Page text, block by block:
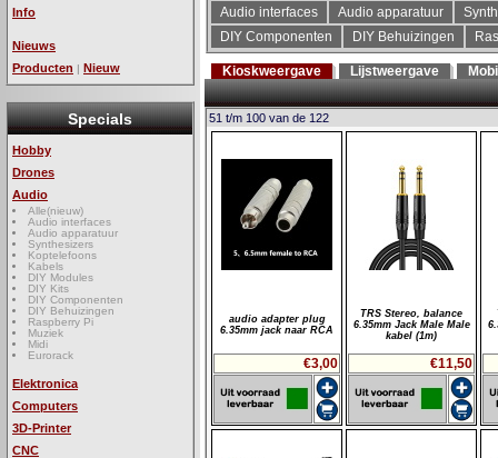
Info
Nieuws
Producten | Nieuw
Specials
Hobby
Drones
Audio
Alle(nieuw)
Audio interfaces
Audio apparatuur
Synthesizers
Koptelefoons
Kabels
DIY Modules
DIY Kits
DIY Componenten
DIY Behuizingen
Raspberry Pi
Muziek
Midi
Eurorack
Elektronica
Computers
3D-Printer
CNC
Audio interfaces
Audio apparatuur
DIY Componenten
DIY Behuizingen
Kioskweergave Lijstweergave
51 t/m 100 van de 122
audio adapter plug
6.35mm jack naar RCA
€3,00
TRS Stereo, balance
6.35mm Jack Male Male
kabel (1m)
€11,50